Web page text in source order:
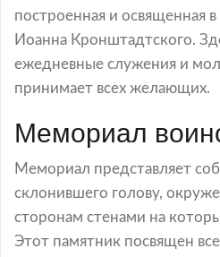
построенная и освященная
Иоанна Кронштадтского.
ежедневные служения и
принимает всех желающих.
Мемориал
Мемориал представляет
склонившего голову,
сторонам стенами на
Этот памятник посвящен